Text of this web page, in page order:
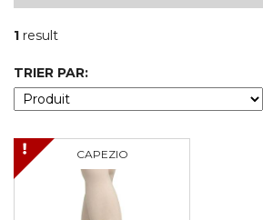
1 result
TRIER PAR:
CAPEZIO